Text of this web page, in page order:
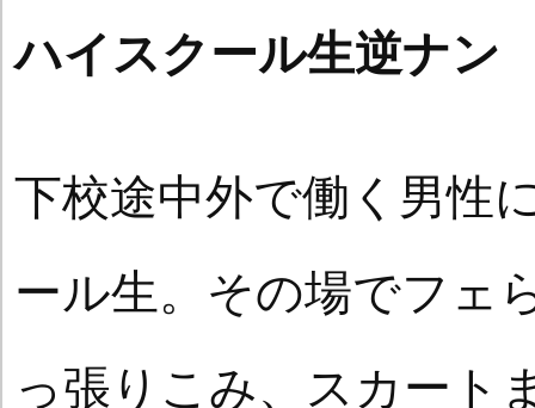
ハイスクール生逆ナ
下校途中外で働く男性
ール生。その場でフェ
っ張りこみ、スカート